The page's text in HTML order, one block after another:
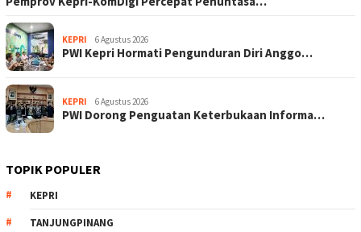
KEPRI 6 Agustus 2026
PWI Kepri Hormati Pengunduran Diri Anggo…
KEPRI 6 Agustus 2026
PWI Dorong Penguatan Keterbukaan Informa…
TOPIK POPULER
KEPRI
TANJUNGPINANG